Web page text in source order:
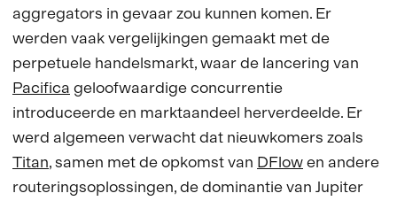
aggregators in gevaar zou kunnen komen. Er
werden vaak vergelijkingen gemaakt met de
perpetuele handelsmarkt, waar de lancering van
Pacifica geloofwaardige concurrentie
introduceerde en marktaandeel herverdeelde. Er
werd algemeen verwacht dat nieuwkomers zoals
Titan, samen met de opkomst van DFlowen andere
routeringsoplossingen, de dominantie van Jupiter